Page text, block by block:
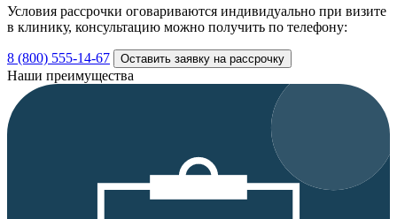
Условия рассрочки оговариваются индивидуально при визите
в клинику, консультацию можно получить по телефону:
8 (800) 555-14-67 Оставить заявку на рассрочку
Наши преимущества